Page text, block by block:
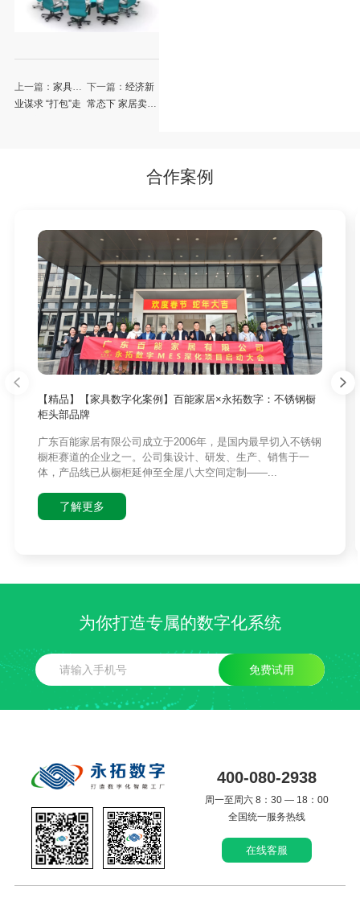
上一篇： 家具行
业谋求 “打包”走
下一篇： 经济新
常态下 家居卖场
合作案例
【精品】【家具数字化案例】百能家居×永拓数字：不锈钢橱
柜头部品牌
广东百能家居有限公司成立于2006年，是国内最早切入不锈钢
橱柜赛道的企业之一。公司集设计、研发、生产、销售于一
体，产品线已从橱柜延伸至全屋八大空间定制——...
了解更多
为你打造专属的数字化系统
免费试用
400-080-2938
周一至周六 8：30 — 18：00
全国统一服务热线
在线客服